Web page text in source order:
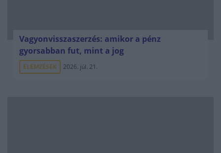
Vagyonvisszaszerzés: amikor a pénz
gyorsabban fut, mint a jog
ELEMZÉSEK 2026. júl. 21.